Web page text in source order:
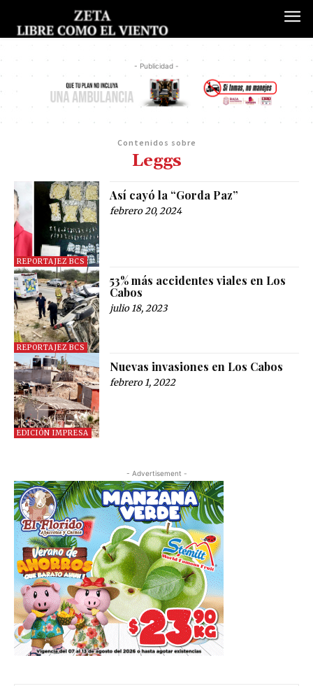
- Publicidad -
Contenidos sobre
Leggs
REPORTAJEZ BCS
Así cayó la “Gorda Paz”
febrero 20, 2024
REPORTAJEZ BCS
53% más accidentes viales en Los
Cabos
julio 18, 2023
EDICIÓN IMPRESA
Nuevas invasiones en Los Cabos
febrero 1, 2022
- Advertisement -